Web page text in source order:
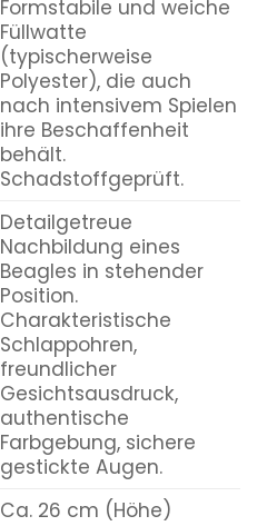
Formstabile und weiche
Füllwatte
(typischerweise
Polyester), die auch
nach intensivem Spielen
ihre Beschaffenheit
behält.
Schadstoffgeprüft.
Detailgetreue
Nachbildung eines
Beagles in stehender
Position.
Charakteristische
Schlappohren,
freundlicher
Gesichtsausdruck,
authentische
Farbgebung, sichere
gestickte Augen.
Ca. 26 cm (Höhe)